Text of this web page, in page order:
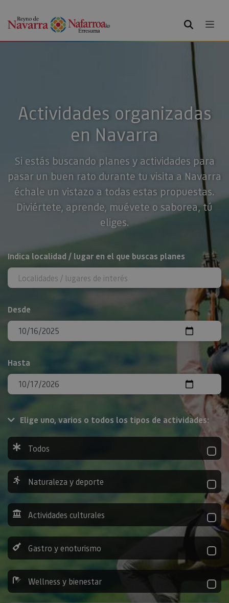
BUSCAR
Actividades organizadas
en Navarra
Si estás buscando planes y actividades para
pasar un buen rato durante tu visita a Navarra
échale un vistazo a todas estas propuestas.
Diviértete, aprende, muévete o saborea, tú
eliges.
BUSCAR
Indica localidad / lugar en el que buscas planes
Desde
Hasta
Elige uno, varios o todos los tipos de actividades:
Todos
Naturaleza y deporte
Actividades culturales
Gastro y enoturismo
Wellness y bienestar